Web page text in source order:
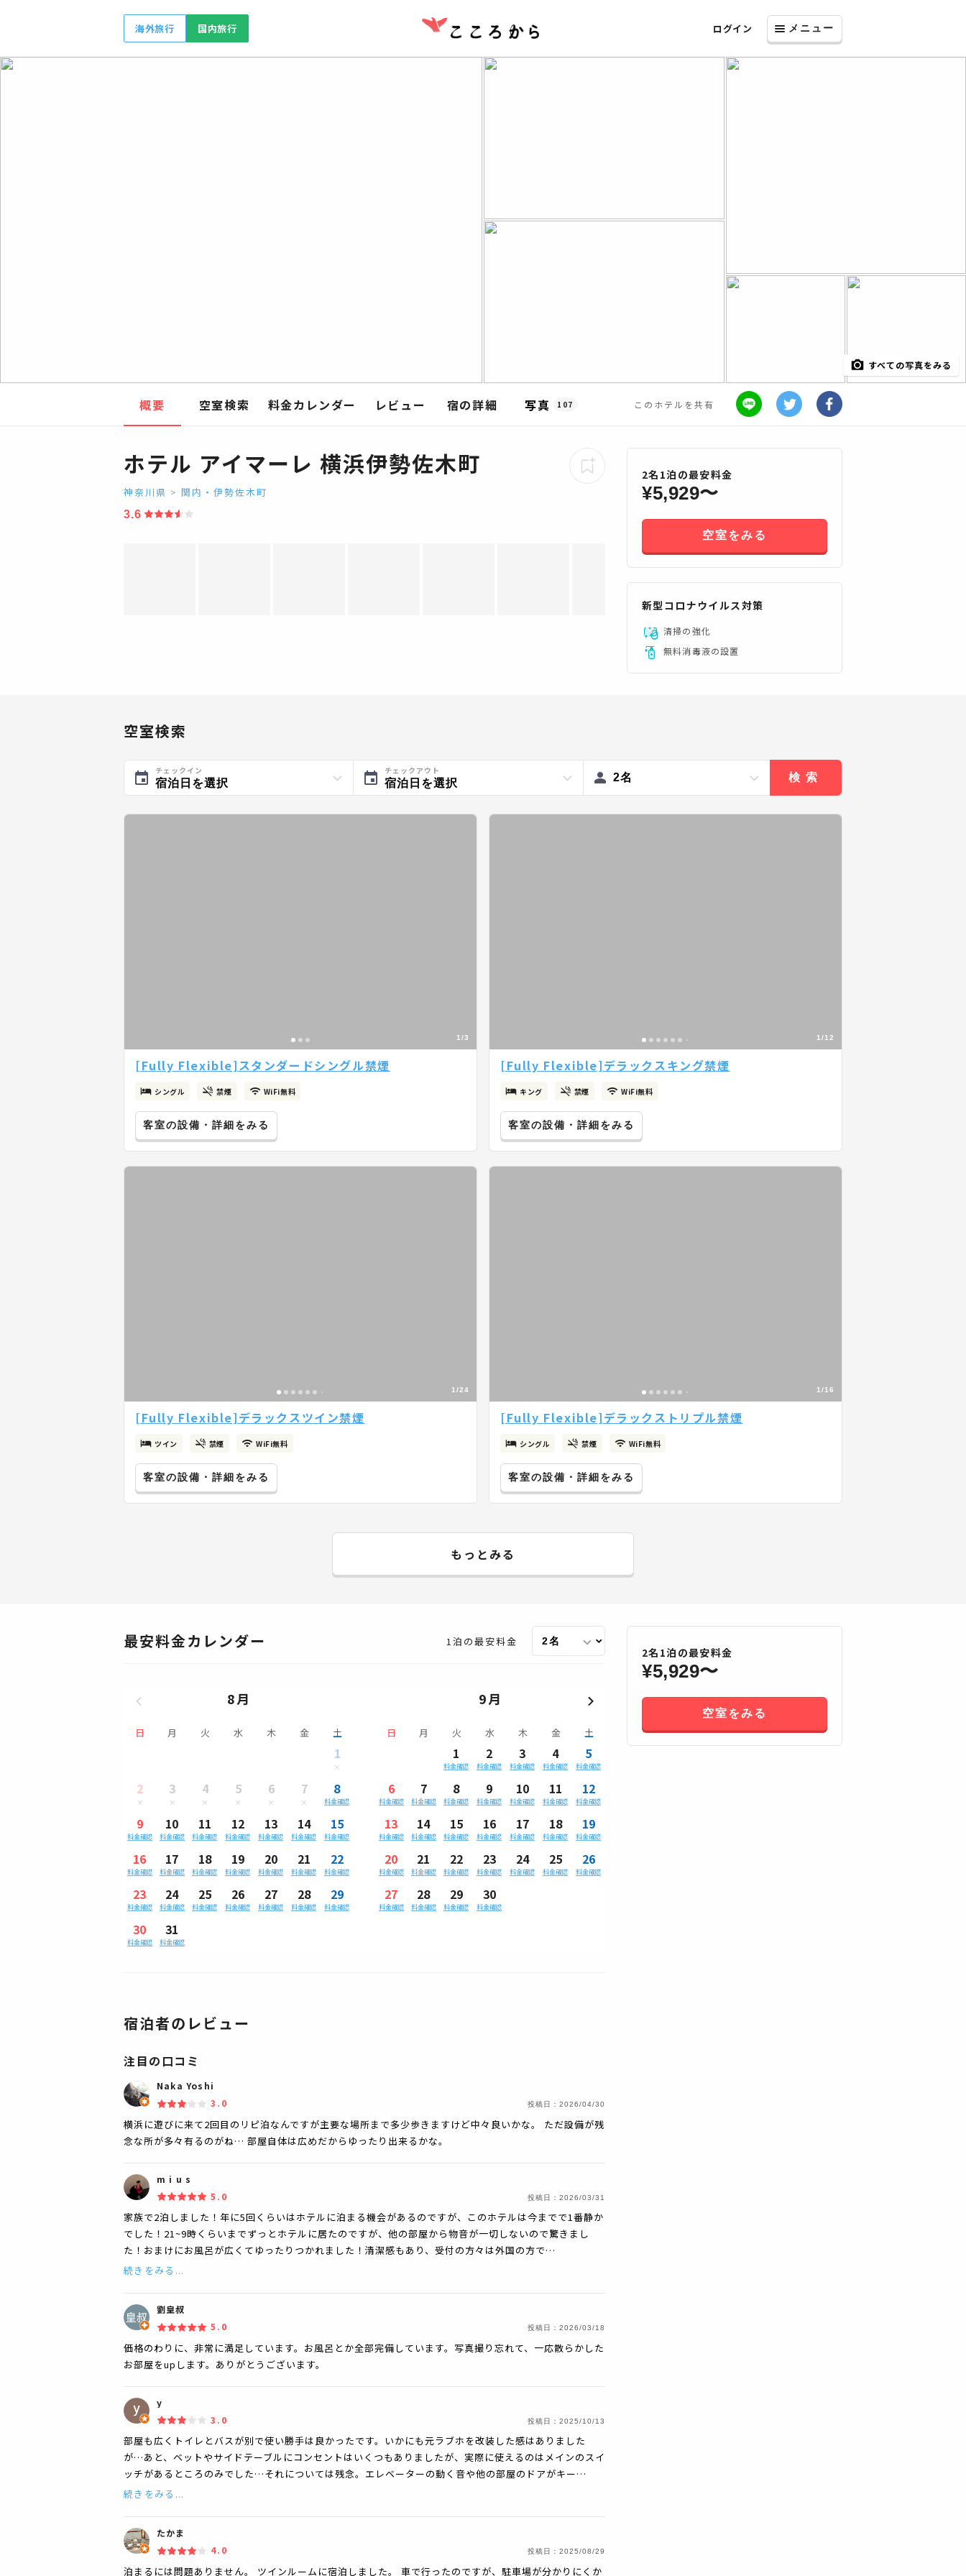
海外旅行 国内旅行 ログイン メニュー
すべての写真をみる
概要 空室検索 料金カレンダー レビュー 宿の詳細 写真 107 このホテルを共有
ホテル アイマーレ 横浜伊勢佐木町
神奈川県 > 関内・伊勢佐木町
3.6
2名 1泊の最安料金
¥5,929〜
空室をみる
新型コロナウイルス対策
清掃の強化
無料消毒液の設置
空室検索
チェックイン
宿泊日を選択
チェックアウト
宿泊日を選択 2名 検索
1/3
[Fully Flexible]スタンダードシングル禁煙
シングル 禁煙 WiFi無料
客室の設備・詳細をみる
1/12
[Fully Flexible]デラックスキング禁煙
キング 禁煙 WiFi無料
客室の設備・詳細をみる
1/24
[Fully Flexible]デラックスツイン禁煙
ツイン 禁煙 WiFi無料
客室の設備・詳細をみる
1/16
[Fully Flexible]デラックストリプル禁煙
シングル 禁煙 WiFi無料
客室の設備・詳細をみる
もっとみる
最安料金カレンダー 1泊の最安料金
8月
日 月 火 水 木 金 土
1
2 3 4 5 6 7 8
料金確認
9
料金確認
10
料金確認
11
料金確認
12
料金確認
13
料金確認
14
料金確認
15
料金確認
16
料金確認
17
料金確認
18
料金確認
19
料金確認
20
料金確認
21
料金確認
22
料金確認
23
料金確認
24
料金確認
25
料金確認
26
料金確認
27
料金確認
28
料金確認
29
料金確認
30
料金確認
31
料金確認
9月
日 月 火 水 木 金 土
1
料金確認
2
料金確認
3
料金確認
4
料金確認
5
料金確認
6
料金確認
7
料金確認
8
料金確認
9
料金確認
10
料金確認
11
料金確認
12
料金確認
13
料金確認
14
料金確認
15
料金確認
16
料金確認
17
料金確認
18
料金確認
19
料金確認
20
料金確認
21
料金確認
22
料金確認
23
料金確認
24
料金確認
25
料金確認
26
料金確認
27
料金確認
28
料金確認
29
料金確認
30
料金確認
宿泊者のレビュー
注目の口コミ
Naka Yoshi
3.0
投稿日： 2026/04/30
横浜に遊びに来て2回目のリピ泊なんですが主要な場所まで多少歩きますけど中々良いかな。 ただ設備が残
念な所が多々有るのがね… 部屋自体は広めだからゆったり出来るかな。
m i u s
5.0
投稿日： 2026/03/31
家族で2泊しました！年に5回くらいはホテルに泊まる機会があるのですが、このホテルは今までで1番静か
でした！21~9時くらいまでずっとホテルに居たのですが、他の部屋から物音が一切しないので驚きまし
た！おまけにお風呂が広くてゆったりつかれました！清潔感もあり、受付の方々は外国の方で…
続きをみる...
劉皇叔
5.0
投稿日： 2026/03/18
価格のわりに、非常に満足しています。お風呂とか全部完備しています。写真撮り忘れて、一応散らかした
お部屋をupします。ありがとうございます。
y
3.0
投稿日： 2025/10/13
部屋も広くトイレとバスが別で使い勝手は良かったです。いかにも元ラブホを改装した感はありました
が…あと、ベットやサイドテーブルにコンセントはいくつもありましたが、実際に使えるのはメインのスイ
ッチがあるところのみでした…それについては残念。エレベーターの動く音や他の部屋のドアがキー…
続きをみる...
たかま
4.0
投稿日： 2025/08/29
泊まるには問題ありません。 ツインルームに宿泊しました。 車で行ったのですが、駐車場が分かりにくか
2名 1泊の最安料金
¥5,929〜
空室をみる